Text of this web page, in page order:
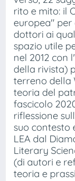
rito e mito: il
europea"
dottori ai
spazio utile
nel 2012 con
della rivista)
terreno della
teoria del
fascicolo
riflessione
suo contesto
LEA dal
Literary
(di autori e
teoria e